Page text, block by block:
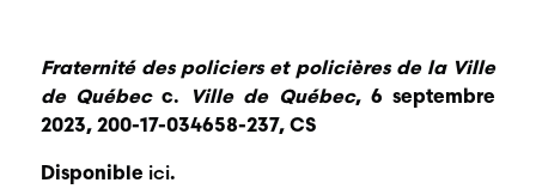
Fraternité des policiers et policières de la Ville
de Québecc. Ville de Québec, 6 septembre
2023, 200-17-034658-237, CS
Disponible ici.